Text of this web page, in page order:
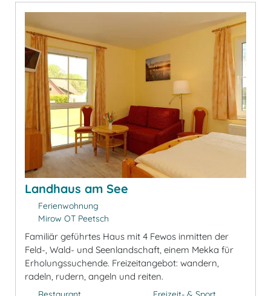
Landhaus am See
Ferienwohnung
Mirow OT Peetsch
Familiär geführtes Haus mit 4 Fewos inmitten der
Feld-, Wald- und Seenlandschaft, einem Mekka für
Erholungssuchende. Freizeitangebot: wandern,
radeln, rudern, angeln und reiten.